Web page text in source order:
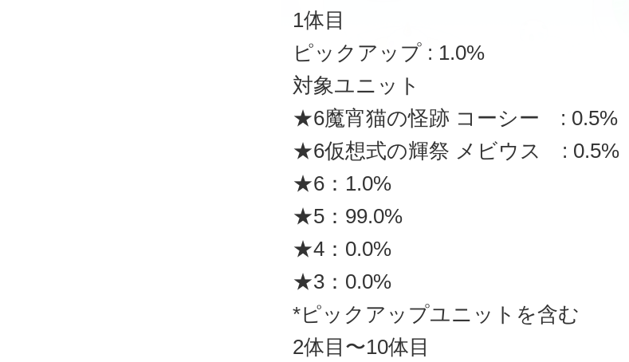
1体目
ピックアップ : 1.0%
対象ユニット
★6魔宵猫の怪跡 コーシー : 0.5%
★6仮想式の輝祭 メビウス : 0.5%
★6：1.0%
★5：99.0%
★4：0.0%
★3：0.0%
*ピックアップユニットを含む
2体目〜10体目